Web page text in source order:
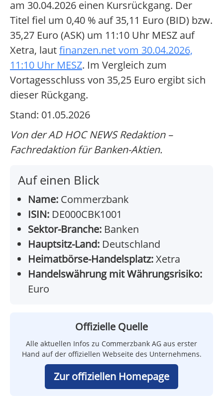
am 30.04.2026 einen Kursrückgang. Der
Titel fiel um 0,40 % auf 35,11 Euro (BID) bzw.
35,27 Euro (ASK) um 11:10 Uhr MESZ auf
Xetra, lautfinanzen.net vom 30.04.2026,
11:10 Uhr MESZ. Im Vergleich zum
Vortagesschluss von 35,25 Euro ergibt sich
dieser Rückgang.
Stand: 01.05.2026
Von der AD HOC NEWS Redaktion –
Fachredaktion für Banken-Aktien.
Auf einen Blick
Name: Commerzbank
ISIN: DE000CBK1001
Sektor-Branche: Banken
Hauptsitz-Land: Deutschland
Heimatbörse-Handelsplatz:Xetra
Handelswährung mit Währungsrisiko:
Euro
Offizielle Quelle
Alle aktuellen Infos zu Commerzbank AG aus erster
Hand auf der offiziellen Webseite des Unternehmens.
Zur offiziellen Homepage